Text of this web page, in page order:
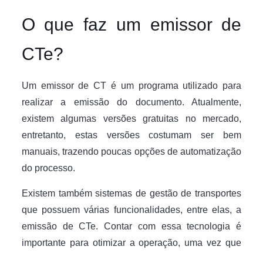
O que faz um emissor de
CTe?
Um emissor de CT é um programa utilizado para
realizar a emissão do documento. Atualmente,
existem algumas versões gratuitas no mercado,
entretanto, estas versões costumam ser bem
manuais, trazendo poucas opções de automatização
do processo.
Existem também sistemas de gestão de transportes
que possuem várias funcionalidades, entre elas, a
emissão de CTe. Contar com essa tecnologia é
importante para otimizar a operação, uma vez que